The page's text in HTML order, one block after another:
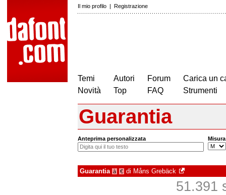
Il mio profilo | Registrazione
Temi
Novità
Autori
Top
Forum
FAQ
Carica un
Strumenti
Guarantia
Anteprima personalizzata Misura
Guarantia à € di Måns Grebäck
51.391